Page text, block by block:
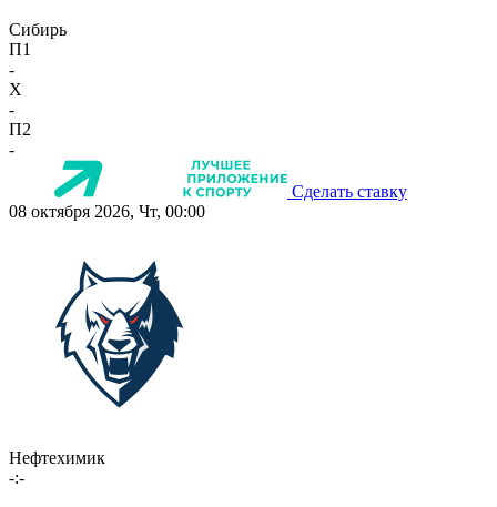
Сибирь
П1
-
X
-
П2
-
Сделать ставку
08 октября 2026, Чт, 00:00
Нефтехимик
-:-